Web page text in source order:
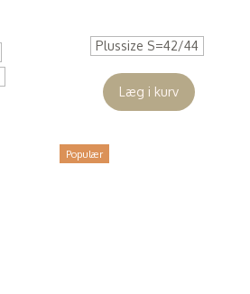
Plussize S=42/44
Læg i kurv
Populær